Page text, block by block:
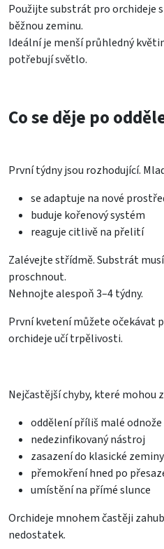
Použijte substrát pro orchideje
běžnou zeminu.
Ideální je menší průhledný
potřebují světlo.
Co se děje po
První týdny jsou rozhodující.
se adaptuje na nové
buduje kořenový systém
reaguje citlivě na přelití
Zalévejte střídmě. Substrát
proschnout.
Nehnojte alespoň 3–4 týdny.
První kvetení můžete očekávat
orchideje učí trpělivosti.
Nejčastější chyby, které mohou
oddělení příliš malé odnože
nedezinfikovaný nástroj
zasazení do klasické zeminy
přemokření hned po
umístění na přímé slunce
Orchideje mnohem častěji
nedostatek.